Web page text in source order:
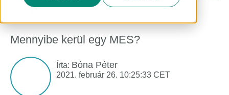
Mennyibe kerül egy MES?
Írta: Bóna Péter
2021. február 26. 10:25:33 CET